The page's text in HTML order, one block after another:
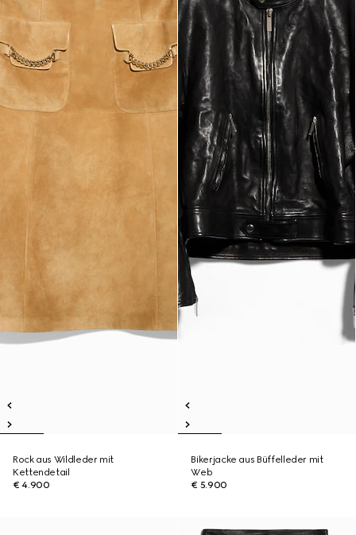
Rock aus Wildleder mit
Kettendetail
€ 4.900
Bikerjacke aus Büffelleder mit
Web
€ 5.900